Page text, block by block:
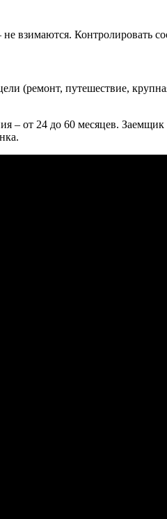
Контролировать
(ремонт, путешествие,
– от 24 до 60 месяцев.